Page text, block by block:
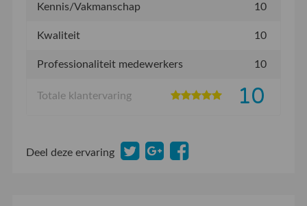
Kennis/Vakmanschap 10
Kwaliteit 10
Professionaliteit medewerkers 10
Totale klantervaring 10
Deel deze ervaring